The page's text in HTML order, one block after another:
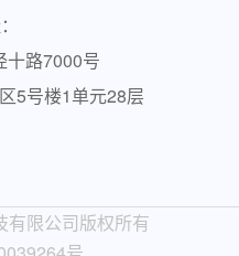
十路7000号
5号楼1单元28层
限公司版权所有